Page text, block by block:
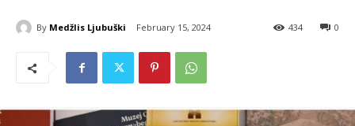
By Medžlis Ljubuški February 15, 2024 0
434